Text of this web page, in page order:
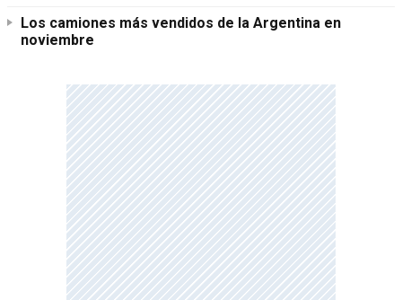
Los camiones más vendidos de la Argentina en
noviembre